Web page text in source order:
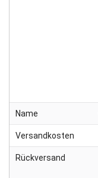
Name
Versandkosten
Rückversand